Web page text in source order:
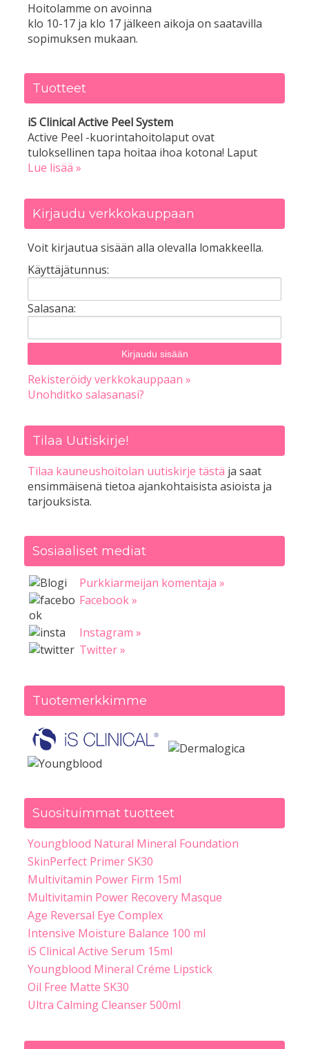
Hoitolamme on avoinna
klo 10-17 ja klo 17 jälkeen aikoja on saatavilla
sopimuksen mukaan.
Tuotteet
iS Clinical Active Peel System
Active Peel -kuorintahoitolaput ovat
tuloksellinen tapa hoitaa ihoa kotona! Laput
Lue lisää »
Kirjaudu verkkokauppaan
Voit kirjautua sisään alla olevalla lomakkeella.
Käyttäjätunnus:
Salasana:
Rekisteröidy verkkokauppaan »
Unohditko salasanasi?
Tilaa Uutiskirje!
Tilaa kauneushoitolan uutiskirje tästä ja saat
ensimmäisenä tietoa ajankohtaisista asioista ja
tarjouksista.
Sosiaaliset mediat
Purkkiarmeijan komentaja »
Facebook »
Instagram »
Twitter »
Tuotemerkkimme
Suosituimmat tuotteet
Youngblood Natural Mineral Foundation
SkinPerfect Primer SK30
Multivitamin Power Firm 15ml
Multivitamin Power Recovery Masque
Age Reversal Eye Complex
Intensive Moisture Balance 100 ml
iS Clinical Active Serum 15ml
Youngblood Mineral Créme Lipstick
Oil Free Matte SK30
Ultra Calming Cleanser 500ml